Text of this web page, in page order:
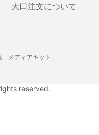
大口注文について
メディアキット
reserved.